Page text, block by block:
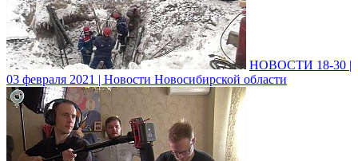
НОВОСТИ 18-30 |
03 февраля 2021 | Новости Новосибирской области